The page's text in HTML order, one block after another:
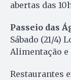
abertas das
Passeio das
Sábado (21/4)
Alimentação e
Restaurantes